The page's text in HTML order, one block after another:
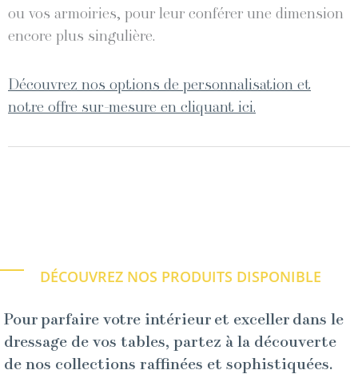
ou vos armoiries, pour leur conférer une dimension
encore plus singulière.
Découvrez nos options de personnalisation et
notre offre sur-mesure en cliquant ici.
DÉCOUVREZ NOS PRODUITS DISPONIBLE
Pour parfaire votre intérieur et exceller dans le
dressage de vos tables, partez à la découverte
de nos collections raffinées et sophistiquées.